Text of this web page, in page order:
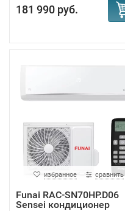
181 990 руб.
избранное сравнить
Funai RAC-SN70HP.D06
Sensei кондиционер